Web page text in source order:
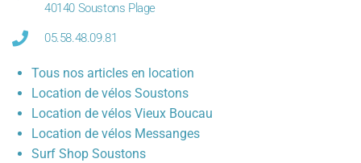
40140 Soustons Plage
05.58.48.09.81
Tous nos articles en location
Location de vélos Soustons
Location de vélos Vieux Boucau
Location de vélos Messanges
Surf Shop Soustons